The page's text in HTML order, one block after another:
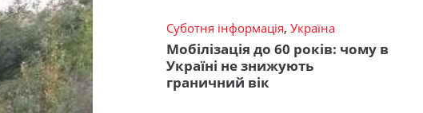
Суботня інформація, Україна
Мобілізація до 60 років: чому в
Україні не знижують
граничний вік